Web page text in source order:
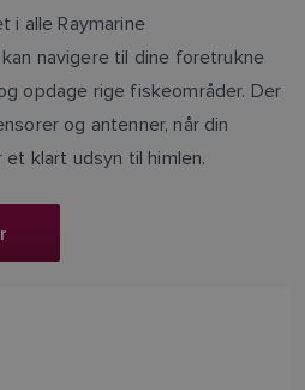
i alle Raymarine
navigere til dine foretrukne
opdage rige fiskeområder. Der
og antenner, når din
klart udsyn til himlen.